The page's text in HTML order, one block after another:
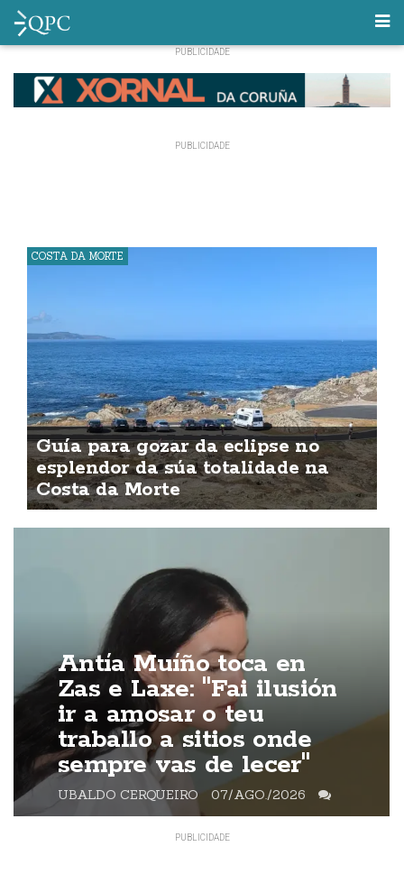
COSTA DA MORTE
Guía para gozar da eclipse no
esplendor da súa totalidade na
Costa da Morte
Antía Muíño toca en
Zas e Laxe: "Fai ilusión
ir a amosar o teu
traballo a sitios onde
sempre vas de lecer"
UBALDO CERQUEIRO 07/AGO./2026